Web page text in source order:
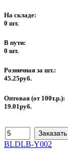
На складе:
0 шт.
В пути:
0 шт.
Розничная за шт.:
45.25руб.
Оптовая (от 100т.р.):
19.01руб.
BLDLB-Y002